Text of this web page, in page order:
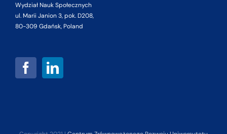
Wydział Nauk Społecznych
ul. Marii Janion 3, pok. D208,
80-309 Gdańsk, Poland